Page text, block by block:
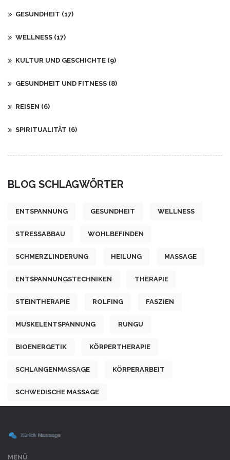
GESUNDHEIT (17)
WELLNESS (17)
KULTUR UND GESCHICHTE (9)
GESUNDHEIT UND FITNESS (8)
REISEN (6)
SPIRITUALITÄT (6)
BLOG SCHLAGWÖRTER
ENTSPANNUNG GESUNDHEIT WELLNESS
STRESSABBAU WOHLBEFINDEN
SCHMERZLINDERUNG HEILUNG MASSAGE
ENTSPANNUNGSTECHNIKEN THERAPIE
STEINTHERAPIE ROLFING FASZIEN
MUSKELENTSPANNUNG RUNGU
BIOENERGETIK KÖRPERTHERAPIE
SCHLANGENMASSAGE KÖRPERARBEIT
SCHWEDISCHE MASSAGE
MENÜ